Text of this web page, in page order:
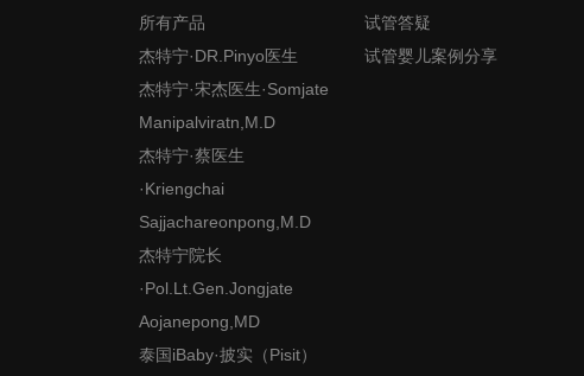
所有产品
杰特宁·DR.Pinyo医生
杰特宁·宋杰医生·Somjate
Manipalviratn,M.D
杰特宁·蔡医生
·Kriengchai
Sajjachareonpong,M.D
杰特宁院长
·Pol.Lt.Gen.Jongjate
Aojanepong,MD
泰国iBaby·披实（Pisit）
试管答疑
试管婴儿案例分享